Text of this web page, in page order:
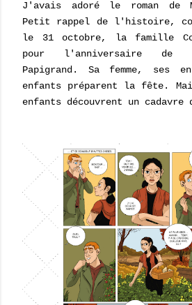
J'avais adoré le roman de
Petit rappel de l'histoire,
le 31 octobre, la famille
pour l'anniversaire de
Papigrand. Sa femme, ses
enfants préparent la fête.
enfants découvrent un